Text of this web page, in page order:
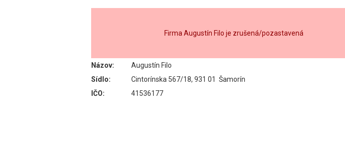
Firma Augustín Filo je zrušená/pozastavená
Názov:
Augustín Filo
Sídlo:
Cintorínska 567/18, 931 01 Šamorín
IČO:
41536177